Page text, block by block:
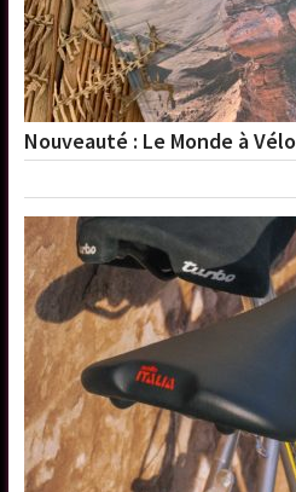
Nouveauté : Le Monde à Vélo